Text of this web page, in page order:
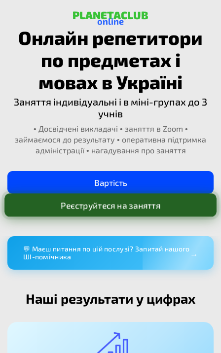
PLANETACLUB
online
Онлайн репетитори
по предметах і
мовах в Україні
Заняття індивідуальні і в міні-групах до 3
учнів
• Досвідчені викладачі • заняття в Zoom •
займаємося до результату • оперативна підтримка
адміністрації • нагадування про заняття
Вартість
Реєструйтеся на заняття
💬 Маєш питання по цій послузі? Запитай нашого
ШІ-помічника
→
Наші результати у цифрах